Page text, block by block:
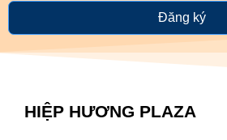
Đăng ký
HIỆP HƯƠNG PLAZA